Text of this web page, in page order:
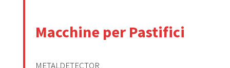
Macchine per Pastifici
METALDETECTOR